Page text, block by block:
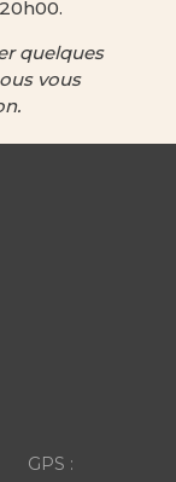
quelques
vous
GPS :